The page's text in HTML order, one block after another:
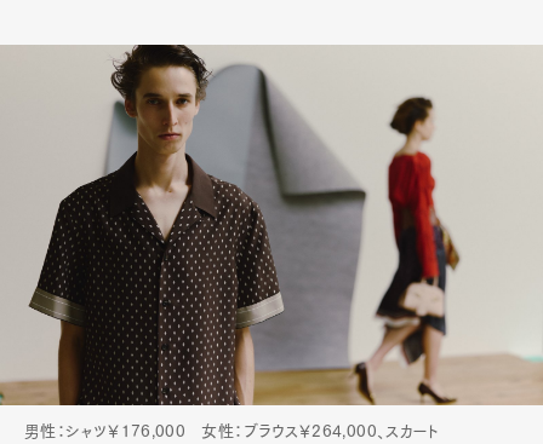
男性：シャツ￥176,000 女性：ブラウス￥264,000、スカート